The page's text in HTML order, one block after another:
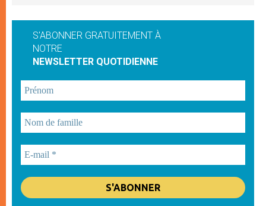
S'ABONNER GRATUITEMENT À
NOTRE
NEWSLETTER QUOTIDIENNE